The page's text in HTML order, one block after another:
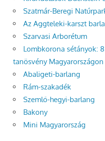
Szatmár-Beregi
Az Aggteleki-karszt
Szarvasi Arborétum
Lombkorona sétányok:
tanösvény Magyarországon
Abaligeti-barlang
Rám-szakadék
Szemlő-hegyi-barlang
Bakony
Mini Magyarország